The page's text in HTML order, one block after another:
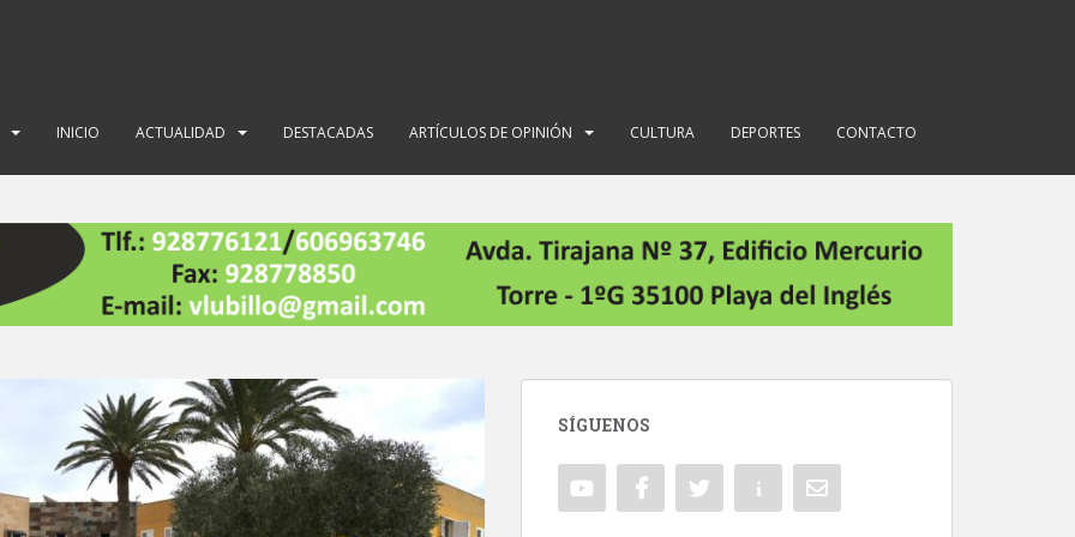
INICIO ACTUALIDAD DESTACADAS ARTÍCULOS DE OPINIÓN CULTURA DEPORTES CONTACTO
SÍGUENOS